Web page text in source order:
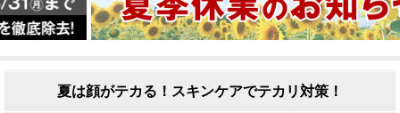
夏は顔がテカる！スキンケアでテカリ対策！